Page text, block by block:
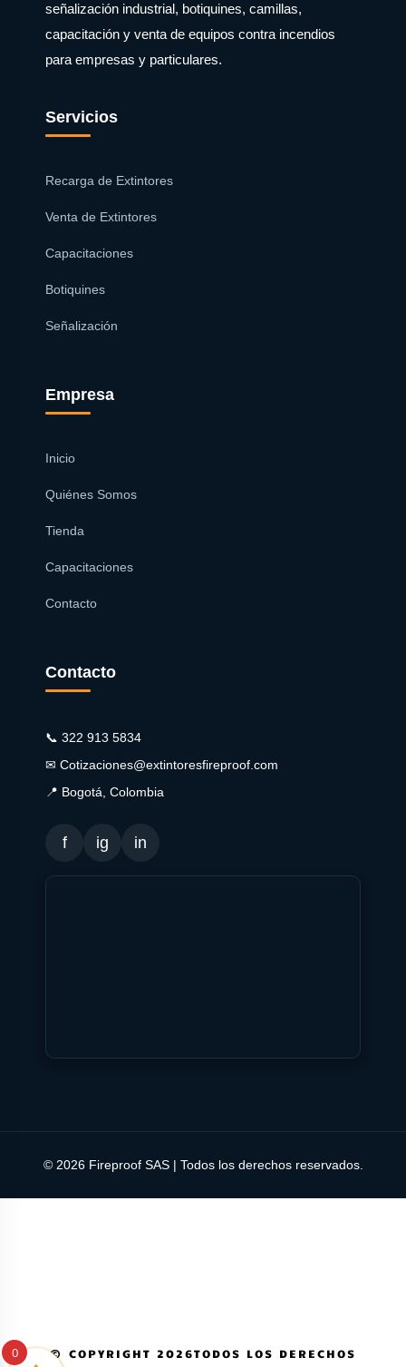
señalización industrial, botiquines, camillas,
capacitación y venta de equipos contra incendios
para empresas y particulares.
Servicios
Recarga de Extintores
Venta de Extintores
Capacitaciones
Botiquines
Señalización
Empresa
Inicio
Quiénes Somos
Tienda
Capacitaciones
Contacto
Contacto
📞 322 913 5834
✉ Cotizaciones@extintoresfireproof.com
📍 Bogotá, Colombia
f ig in
© 2026 Fireproof SAS | Todos los derechos reservados.
© COPYRIGHT 2026TODOS LOS DERECHOS
0